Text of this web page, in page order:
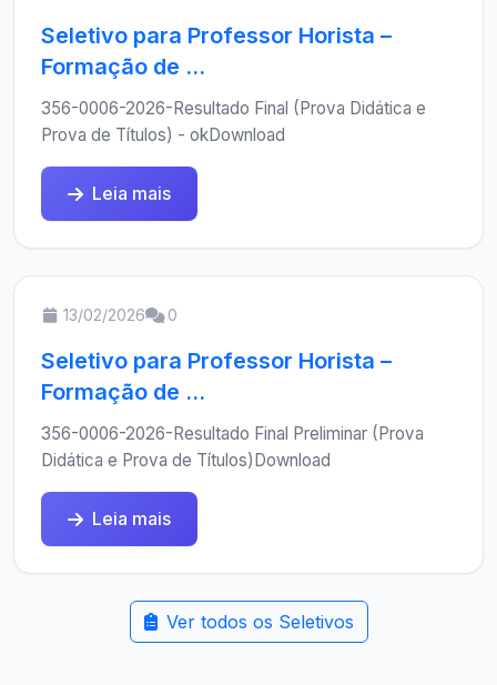
Seletivo para Professor Horista –
Formação de ...
356-0006-2026-Resultado Final (Prova Didática e
Prova de Títulos) - okDownload
Leia mais
13/02/2026 0
Seletivo para Professor Horista –
Formação de ...
356-0006-2026-Resultado Final Preliminar (Prova
Didática e Prova de Títulos)Download
Leia mais
Ver todos os Seletivos